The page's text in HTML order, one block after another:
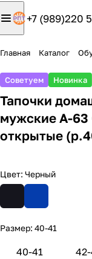
+7 (989)220
Главная Каталог
Советуем Новинка
Тапочки
мужские А-63
открытые
Цвет: Черный
Размер: 40-41
40-41